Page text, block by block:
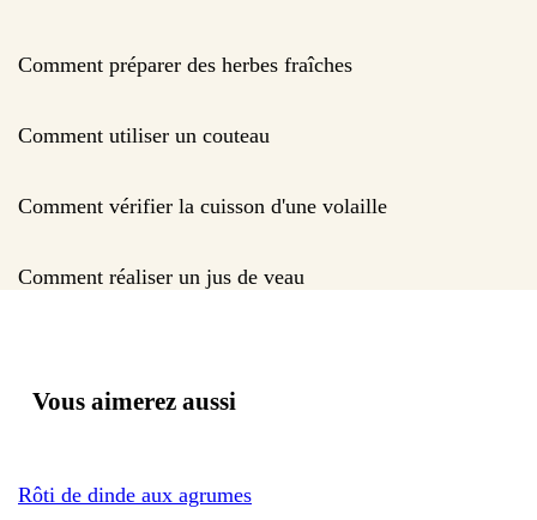
Comment préparer des herbes fraîches
Comment utiliser un couteau
Comment vérifier la cuisson d'une volaille
Comment réaliser un jus de veau
Vous aimerez aussi
Rôti de dinde aux agrumes